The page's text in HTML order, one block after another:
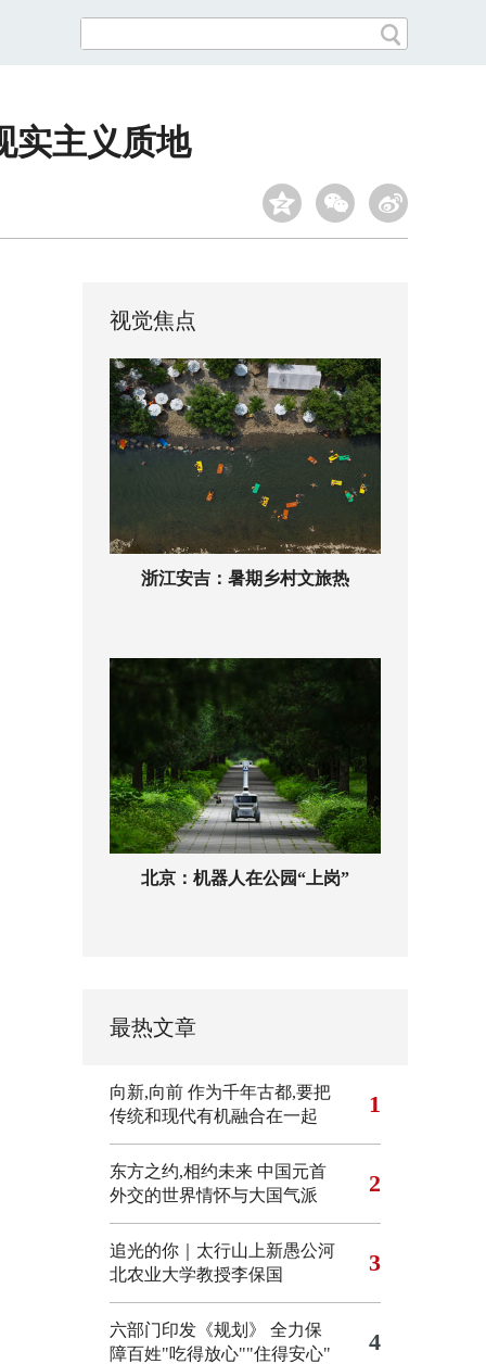
主义质地
视觉焦点
浙江安吉：暑期乡村文旅热
北京：机器人在公园“上岗”
最热文章
向新,向前 作为千年古都,要把
传统和现代有机融合在一起
1
东方之约,相约未来 中国元首
外交的世界情怀与大国气派
2
追光的你｜太行山上新愚公河
北农业大学教授李保国
3
六部门印发《规划》 全力保
障百姓"吃得放心""住得安心"
4